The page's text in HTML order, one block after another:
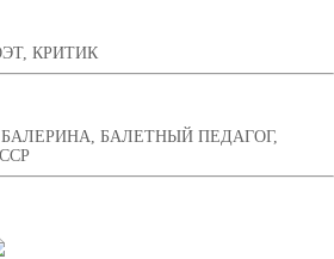
КРИТИК
БАЛЕТНЫЙ ПЕДАГОГ,